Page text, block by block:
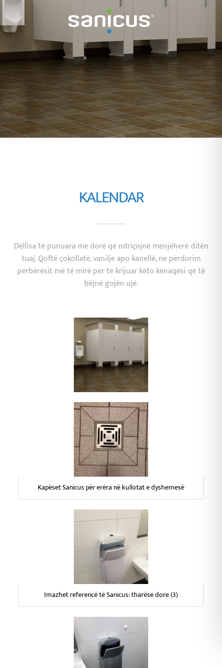
KALENDAR
Dëllisa të punuara me dorë që ndriçojnë menjëherë ditën
tuaj. Qoftë çokollatë, vanilje apo kanellë, ne përdorim
përbërësit më të mirë për të krijuar këto kënaqësi që të
bëjnë gojën ujë.
Kapëset Sanicus për erëra në kullotat e dyshemesë
Imazhet referencë të Sanicus: tharëse dore (3)